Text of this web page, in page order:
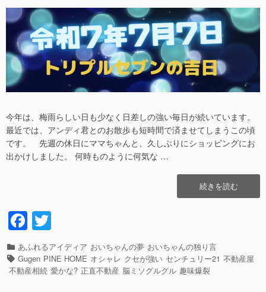
日
者
今年は、梅雨らしい日も少なく日差しの強い毎日が続いています。
最近では、アンディ君とのお散歩も短時間で済ませてしまうこの頃
です。 先週の休日にママちゃんと、久しぶりにショッピングにお
出かけしました。 何時ものように何気な …
“令
和
月
7
日
続きを読む
F
a
c
e
wi
tt
er
カ
テ
ゴ
あふれるアイディア おいちゃんの夢 おいちゃんの独り言
タ
グ
Gugen PINE HOME オシャレ クセが強い センチュリー21 不動産屋
不動産相続 愛かな? 正直不動産 脳ミソグルグル 趣味爆裂